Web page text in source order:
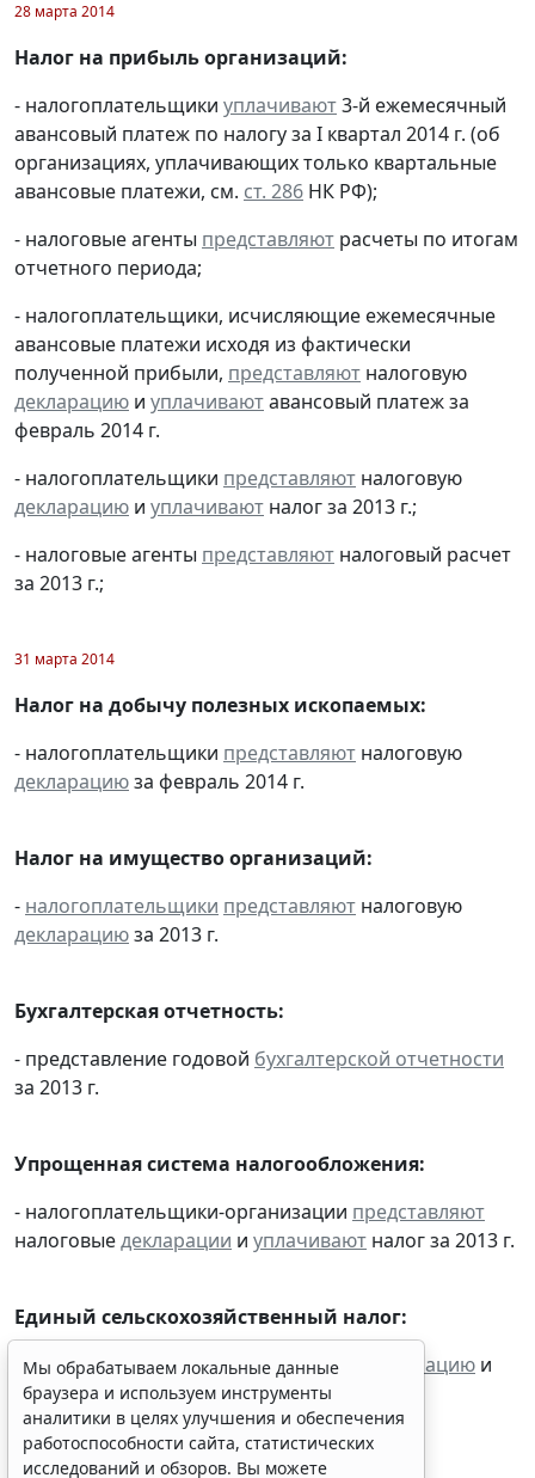
28 марта 2014
Налог на прибыль организаций:
- налогоплательщики уплачивают3-й ежемесячный
авансовый платеж по налогу за I квартал 2014 г. (об
организациях, уплачивающих только квартальные
авансовые платежи, см. ст. 286 НК РФ);
- налоговые агенты представляют расчеты по итогам
отчетного периода;
- налогоплательщики, исчисляющие ежемесячные
авансовые платежи исходя из фактически
полученной прибыли, представляют налоговую
декларацию и уплачиваютавансовый платеж за
февраль 2014 г.
- налогоплательщики представляют налоговую
декларацию и уплачивают налог за 2013 г.;
- налоговые агенты представляют налоговый расчет
за 2013 г.;
31 марта 2014
Налог на добычу полезных ископаемых:
- налогоплательщики представляют налоговую
декларациюза февраль 2014 г.
Налог на имущество организаций:
- налогоплательщики представляют налоговую
декларациюза 2013 г.
Бухгалтерская отчетность:
- представление годовой бухгалтерской отчетности
за 2013 г.
Упрощенная система налогообложения:
- налогоплательщики-организации представляют
налоговыедекларации и уплачивают налог за 2013 г.
Единый сельскохозяйственный налог:
- налогоплательщикипредставляют декларацию и
уплачиваютналог за 2013 г.
Мы обрабатываем локальные данные
браузера и используем инструменты
аналитики в целях улучшения и обеспечения
работоспособности сайта, статистических
исследований и обзоров. Вы можете